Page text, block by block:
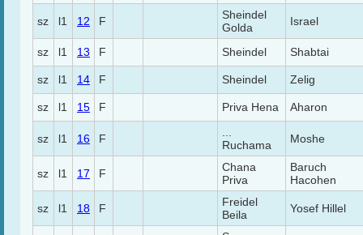
sz l1 12 F
Sheindel
Golda
Israel
sz l1 13 F Sheindel Shabtai
sz l1 14 F Sheindel Zelig
sz l1 15 F Priva Hena Aharon
sz l1 16 F
Ruchama
Moshe
sz l1 17 F
Chana
Priva
Baruch
Hacohen
sz l1 18 F
Freidel
Beila
Yosef Hillel